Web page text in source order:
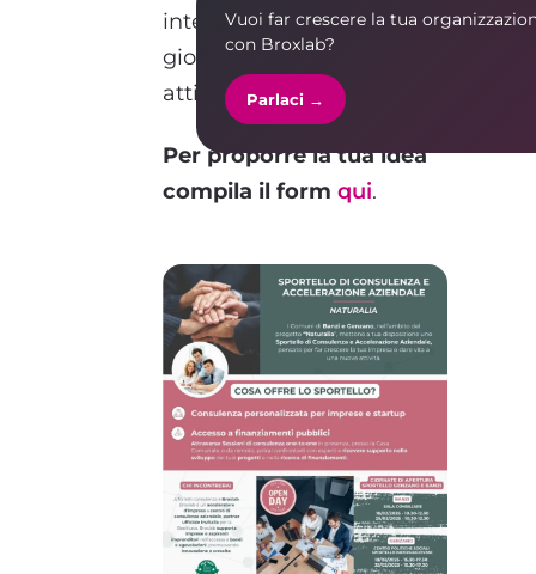
intendono mettersi in
gioco con una propria
attività.
Per proporre la tua idea
compila il form qui.
Vuoi far crescere la tua
con Broxlab?
Parlaci →